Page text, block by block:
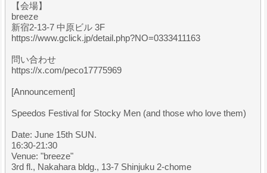
【会場】
breeze
新宿2-13-7 中原ビル 3F
https://www.gclick.jp/detail.php?NO=0333411163
問い合わせ
https://x.com/peco17775969
[Announcement]
Speedos Festival for Stocky Men (and those who love them)
Date: June 15th SUN.
16:30-21:30
Venue: "breeze"
3rd fl., Nakahara bldg., 13-7 Shinjuku 2-chome